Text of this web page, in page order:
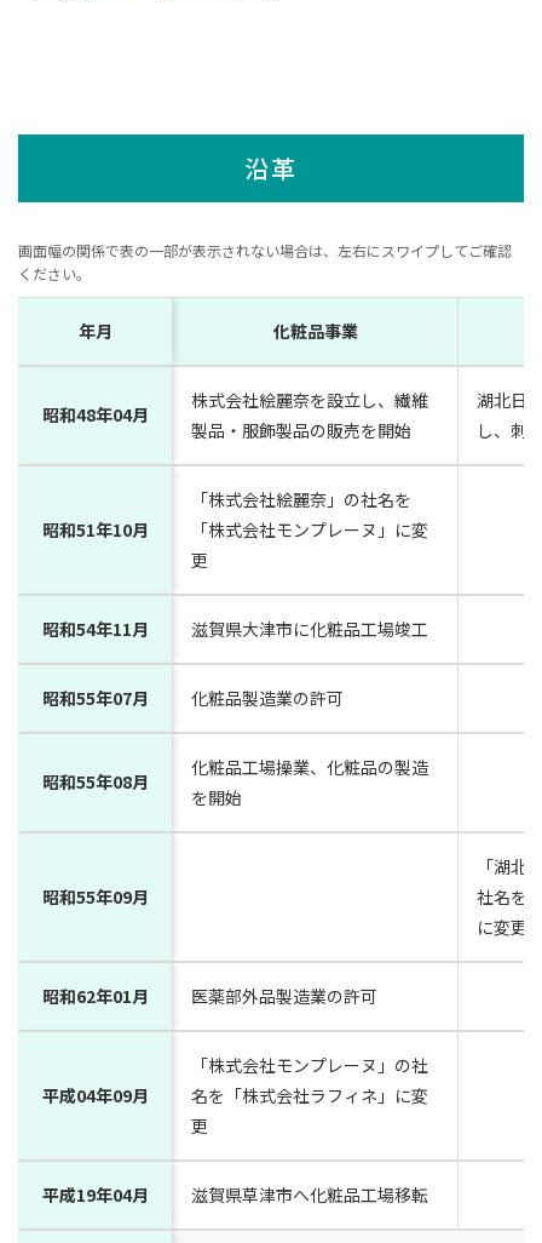
沿革
画面幅の関係で表の一部が表示されない場合は、左右にスワイプしてご確認
ください。
年月 化粧品事業
昭和48年04月
株式会社絵麗奈を設立し、繊維
製品・服飾製品の販売を開始
湖北日
し、刺
昭和51年10月
「株式会社絵麗奈」の社名を
「株式会社モンプレーヌ」に変
更
昭和54年11月 滋賀県大津市に化粧品工場竣工
昭和55年07月 化粧品製造業の許可
昭和55年08月
化粧品工場操業、化粧品の製造
を開始
昭和55年09月
「湖北
社名を
に変更
昭和62年01月 医薬部外品製造業の許可
平成04年09月
「株式会社モンプレーヌ」の社
名を「株式会社ラフィネ」に変
更
平成19年04月 滋賀県草津市へ化粧品工場移転